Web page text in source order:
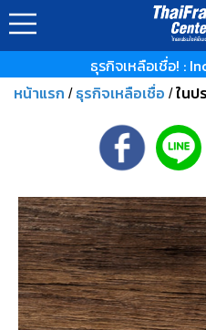
ธุรกิจเหลือเชื่อ! :
หน้าแรก / ธุรกิจเหลือเชื่อ /ในป